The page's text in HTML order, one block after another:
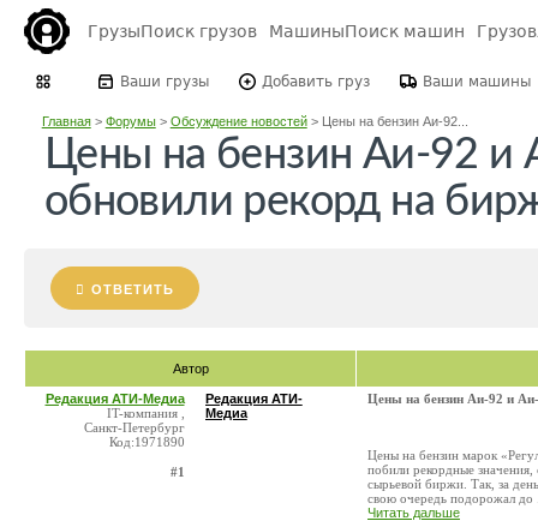
ГрузыПоиск грузов МашиныПоиск машин
Ваши грузы Добавить груз Ваши машины
Главная> Форумы> Обсуждение новостей> Цены на бензин Аи-92...
Цены на бензин Аи-92 и
обновили рекорд на
ОТВЕТИТЬ
Автор
Редакция АТИ-Медиа
IT-компания ,
Санкт-Петербург
Код:1971890
#1
Редакция АТИ-
Медиа
Цены на бензин Аи-92 и
Цены на бензин марок
побили рекордные
сырьевой биржи. Так, за
свою очередь подорожал до
Читать дальше